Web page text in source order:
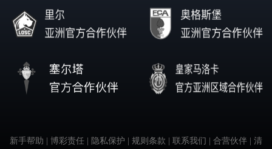
新手帮助 | 博彩责任 | 隐私保护 | 规则条款 | 联系我们 | 合营伙伴 | 清